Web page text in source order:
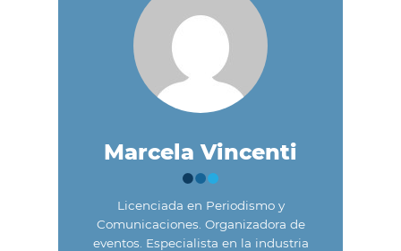
Marcela Vincenti
Licenciada en Periodismo y
Comunicaciones. Organizadora de
eventos. Especialista en la industria